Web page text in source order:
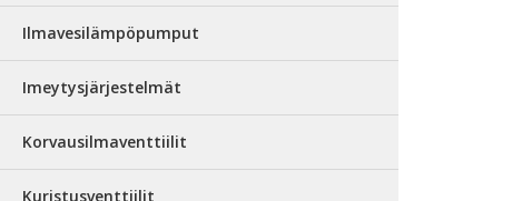
Ilmavesilämpöpumput
Imeytysjärjestelmät
Korvausilmaventtiilit
Kuristusventtiilit